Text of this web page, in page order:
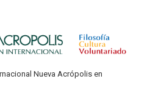
Nueva Acrópolis en